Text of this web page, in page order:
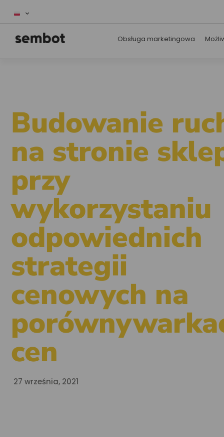
Obsługa marketingowa
Budowanie
na stronie
przy
wykorzystaniu
odpowiednich
strategii
cenowych na
cen
27 września, 2021